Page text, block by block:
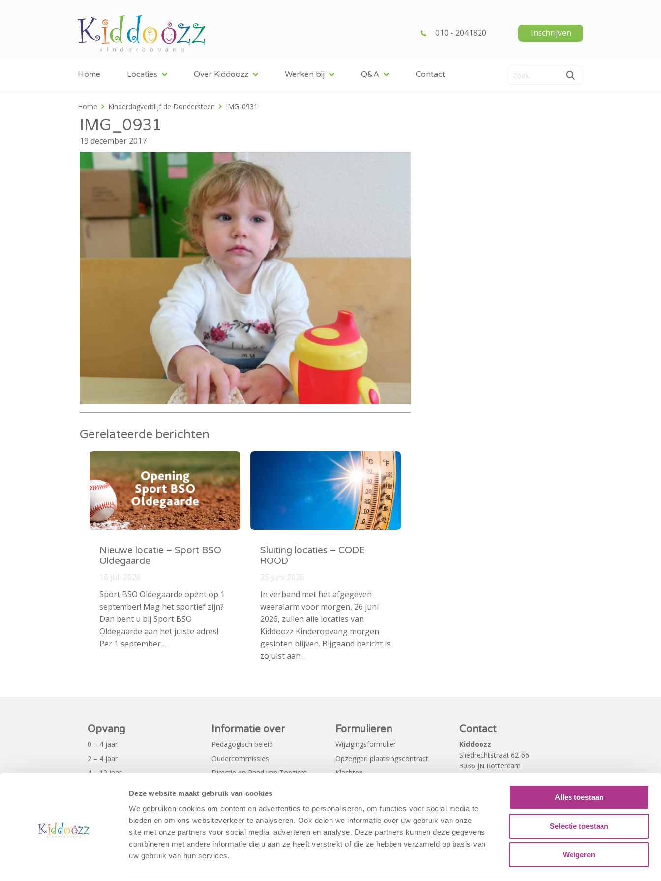
Deze website maakt gebruik van cookies
We gebruiken cookies om content en advertenties te personaliseren, om functies voor social media te
bieden en om ons websiteverkeer te analyseren. Ook delen we informatie over uw gebruik van onze
site met onze partners voor social media, adverteren en analyse. Deze partners kunnen deze gegevens
combineren met andere informatie die u aan ze heeft verstrekt of die ze hebben verzameld op basis van
uw gebruik van hun services.
Alles toestaan
Selectie toestaan
Weigeren
010 - 2041820 Inschrijven
Home Locaties Over Kiddoozz Werken bij Q&A Contact
Home Kinderdagverblijf de Dondersteen IMG_0931
IMG_0931
19 december 2017
Gerelateerde berichten
Nieuwe locatie – Sport BSO
Oldegaarde
16 juli 2026
Sport BSO Oldegaarde opent op 1
september! Mag het sportief zijn?
Dan bent u bij Sport BSO
Oldegaarde aan het juiste adres!
Per 1 september…
Sluiting locaties – CODE
ROOD
25 juni 2026
In verband met het afgegeven
weeralarm voor morgen, 26 juni
2026, zullen alle locaties van
Kiddoozz Kinderopvang morgen
gesloten blijven. Bijgaand bericht is
zojuist aan…
Opvang
0 – 4 jaar
2 – 4 jaar
4 – 12 jaar
Informatie over
Pedagogisch beleid
Oudercommissies
Directie en Raad van Toezicht
Formulieren
Wijzigingsformulier
Opzeggen plaatsingscontract
Klachten
Contact
Kiddoozz
Sliedrechtstraat 62-66
3086 JN Rotterdam